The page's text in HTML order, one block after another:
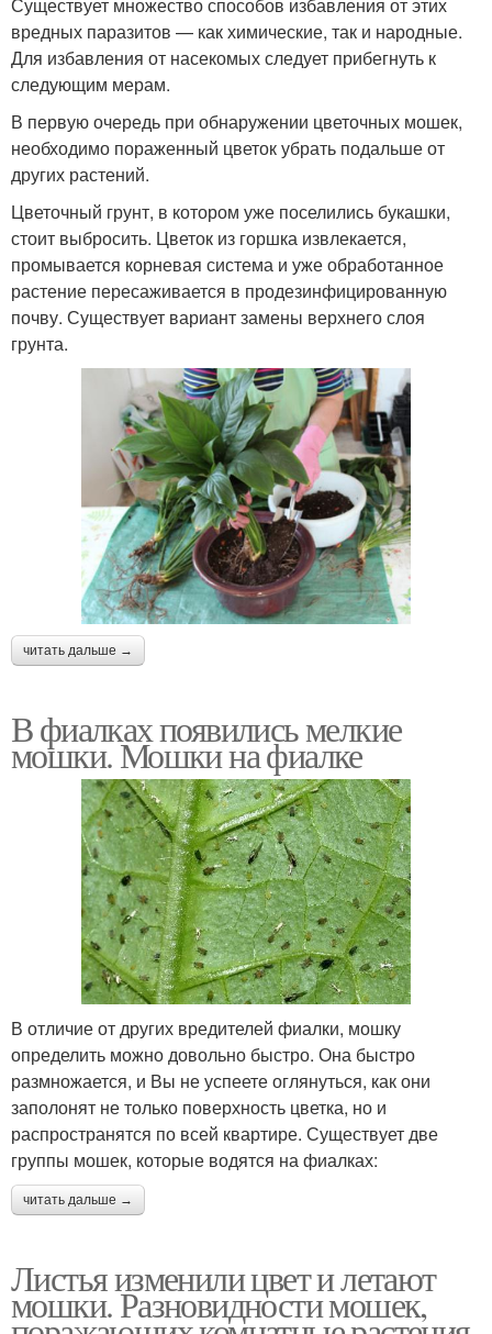
вредных паразитов — как химические, так и народные.
Для избавления от насекомых следует прибегнуть к
следующим мерам.
В первую очередь при обнаружении цветочных мошек,
необходимо пораженный цветок убрать подальше от
других растений.
Цветочный грунт, в котором уже поселились букашки,
стоит выбросить. Цветок из горшка извлекается,
промывается корневая система и уже обработанное
растение пересаживается в продезинфицированную
почву. Существует вариант замены верхнего слоя
грунта.
читать дальше →
В фиалках появились мелкие
мошки. Мошки на фиалке
В отличие от других вредителей фиалки, мошку
определить можно довольно быстро. Она быстро
размножается, и Вы не успеете оглянуться, как они
заполонят не только поверхность цветка, но и
распространятся по всей квартире. Существует две
группы мошек, которые водятся на фиалках:
читать дальше →
Листья изменили цвет и летают
мошки. Разновидности мошек,